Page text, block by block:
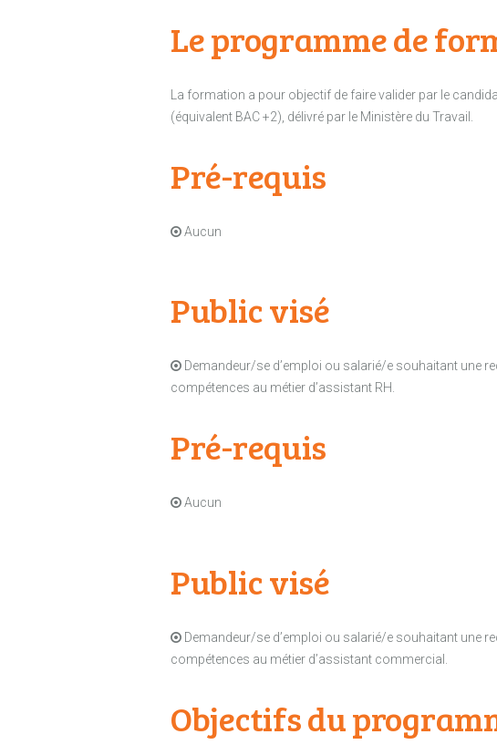
Le programme de
La formation a pour objectif de faire valider par le
(équivalent BAC +2), délivré par le Ministère du Travail.
Pré-requis
Aucun
Public visé
Demandeur/se d’emploi ou salarié/e souhaitant une
compétences au métier d’assistant RH.
Pré-requis
Aucun
Public visé
Demandeur/se d’emploi ou salarié/e souhaitant une
compétences au métier d’assistant commercial.
Objectifs du